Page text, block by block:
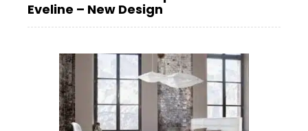
Eveline – New Design